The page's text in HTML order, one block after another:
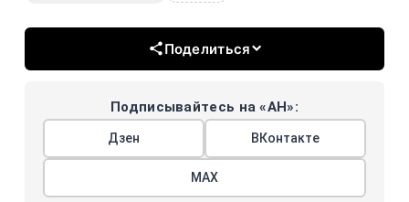
Поделиться
Подписывайтесь на «АН»:
Дзен ВКонтакте
МАХ